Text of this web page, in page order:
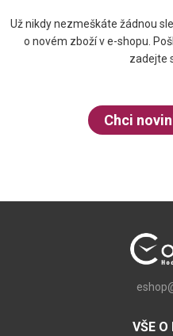
Už nikdy nezmeškáte žádnou
o novém zboží v e-shopu.
zadejte
Chci
VŠE O